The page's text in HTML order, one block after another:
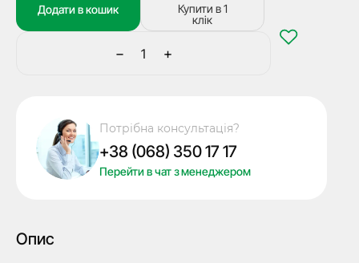
−
Батарейка
3V
кількість
+
Додати в кошик
Купити в 1
клік
Потрібна консультація?
+38 (068) 350 17 17
Перейти в чат з менеджером
Опис